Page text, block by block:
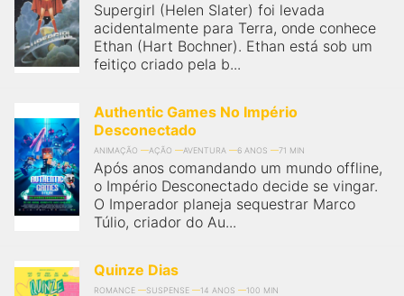
Supergirl (Helen Slater) foi levada
acidentalmente para Terra, onde conhece
Ethan (Hart Bochner). Ethan está sob um
feitiço criado pela b...
Authentic Games No Império
Desconectado
ANIMAÇÃO AÇÃO AVENTURA 6 ANOS 71 MIN
Após anos comandando um mundo offline,
o Império Desconectado decide se vingar.
O Imperador planeja sequestrar Marco
Túlio, criador do Au...
Quinze Dias
ROMANCE SUSPENSE 14 ANOS 100 MIN